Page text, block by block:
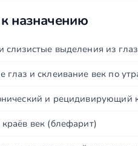
назначению
слизистые выделения из глаз
глаз и склеивание век по
и рецидивирующий
век (блефарит)